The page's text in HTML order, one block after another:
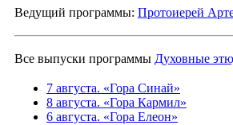
Ведущий программы: Протоиерей
Все выпуски программы Духовные
7 августа. «Гора Синай»
8 августа. «Гора Кармил»
6 августа. «Гора Елеон»